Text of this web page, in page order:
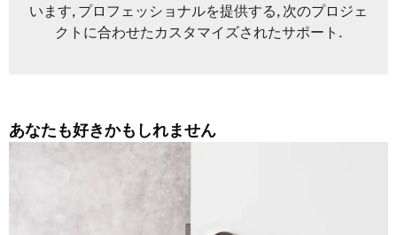
います, プロフェッショナルを提供する, 次のプロジェ
クトに合わせたカスタマイズされたサポート.
あなたも好きかもしれません